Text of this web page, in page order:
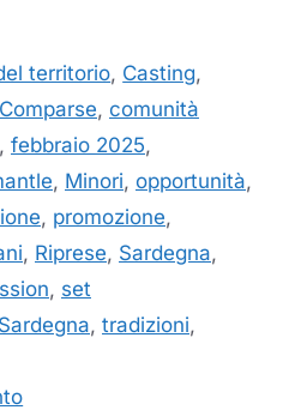
territorio, Casting,
Comparse, comunità
, febbraio 2025,
, Minori, opportunità,
, promozione,
, Riprese, Sardegna,
, set
, tradizioni,